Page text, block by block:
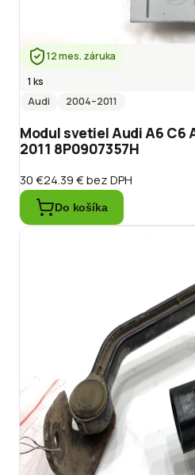
12 mes. záruka
1 ks
Audi
2004–2011
Modul svetiel Audi A6 C6
2011 8P0907357H
30 €24.39 €bez DPH
Do košíka